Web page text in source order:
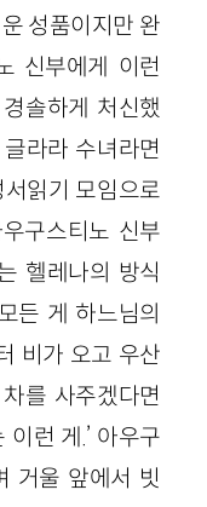
성품이지만 완
신부에게 이런
솔하게 처신했
라라 수녀라면
읽기 모임으로
구스티노 신부
헬레나의 방식
든 게 하느님의
비가 오고 우산
를 사주겠다면
런 게.’ 아우구
거울 앞에서 빗